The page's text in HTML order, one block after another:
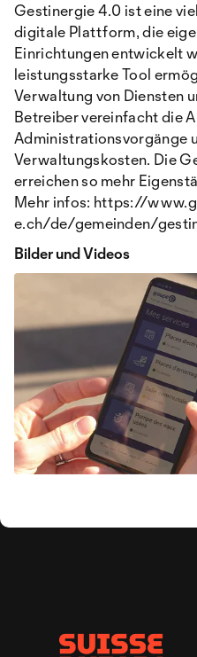
Gestinergie 4.0 ist eine
digitale Plattform, die
Einrichtungen entwickelt
leistungsstarke Tool
Verwaltung von Diensten
Betreiber vereinfacht die
Administrationsvorgänge
Verwaltungskosten. Die
erreichen so mehr
Mehr infos: https://
e.ch/de/gemeinden/
Bilder und Videos